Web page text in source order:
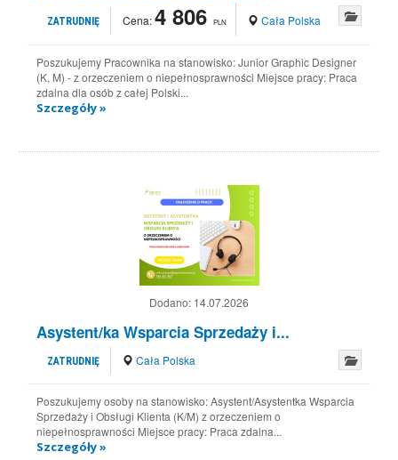
ZATRUDNIĘ Cena:4 806 PLN Cała Polska
Poszukujemy Pracownika na stanowisko: Junior Graphic Designer
(K, M) - z orzeczeniem o niepełnosprawności Miejsce pracy: Praca
zdalna dla osób z całej Polski...
Szczegóły »
Dodano: 14.07.2026
Asystent/ka Wsparcia Sprzedaży i...
ZATRUDNIĘ Cała Polska
Poszukujemy osoby na stanowisko: Asystent/Asystentka Wsparcia
Sprzedaży i Obsługi Klienta (K/M) z orzeczeniem o
niepełnosprawności Miejsce pracy: Praca zdalna...
Szczegóły »